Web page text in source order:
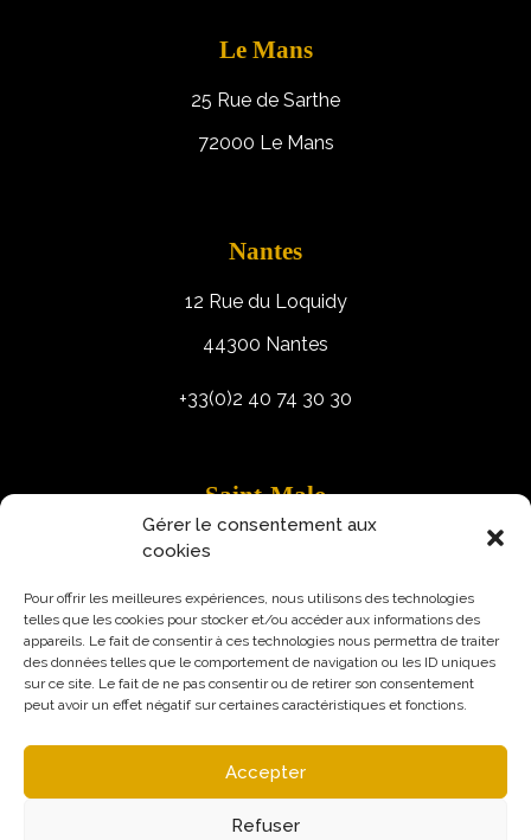
Gérer le consentement aux
cookies
Pour offrir les meilleures expériences, nous utilisons des technologies
telles que les cookies pour stocker et/ou accéder aux informations des
appareils. Le fait de consentir à ces technologies nous permettra de traiter
des données telles que le comportement de navigation ou les ID uniques
sur ce site. Le fait de ne pas consentir ou de retirer son consentement
peut avoir un effet négatif sur certaines caractéristiques et fonctions.
Accepter
Refuser
Le Mans
25 Rue de Sarthe
72000 Le Mans
Nantes
12 Rue du Loquidy
44300 Nantes
+33(0)2 40 74 30 30
Saint-Malo
9 Rue Robert Schuman
35400 Saint-Malo